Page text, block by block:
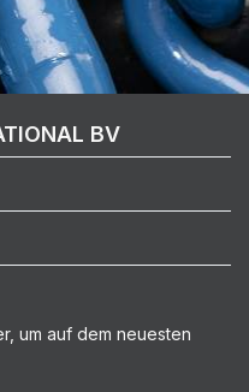
BV
um auf dem neuesten